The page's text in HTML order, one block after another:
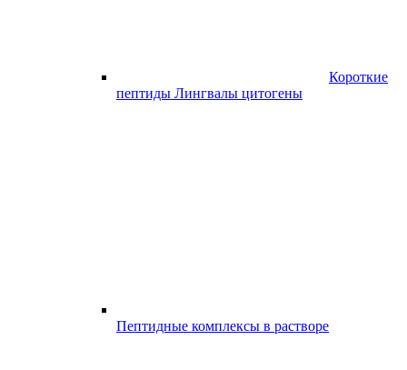
Короткие
пептиды Лингвалы цитогены
Пептидные комплексы в растворе